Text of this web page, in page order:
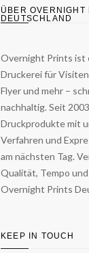
ÜBER OVERNIGHT
DEUTSCHLAND
Overnight Prints ist
Druckerei für
Flyer und mehr –
nachhaltig. Seit
Druckprodukte mit
Verfahren und
am nächsten Tag.
Qualität, Tempo
Overnight Prints
KEEP IN TOUCH